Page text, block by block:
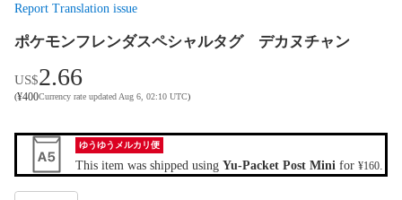
Report Translation issue
ポケモンフレンダスペシャルタグ デカヌチャン
US$2.66
(¥400Currency rate updated Aug 6, 02:10 UTC)
ゆうゆうメルカリ便
This item was shipped using Yu-Packet Post Mini for ¥160